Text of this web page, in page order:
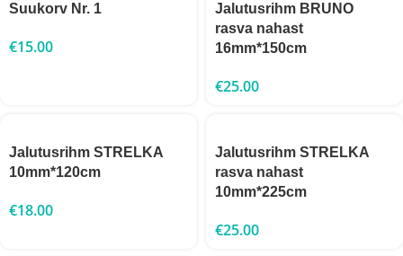
Suukorv Nr. 1
€15.00
Jalutusrihm BRUNO
rasva nahast
16mm*150cm
€25.00
Jalutusrihm STRELKA
10mm*120cm
€18.00
Jalutusrihm STRELKA
rasva nahast
10mm*225cm
€25.00